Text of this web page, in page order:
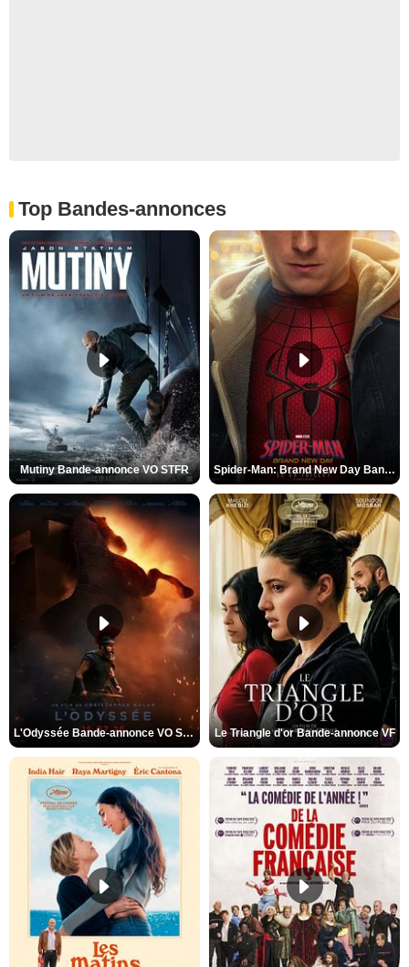
Top Bandes-annonces
Mutiny Bande-annonce VO STFR Spider-Man: Brand New Day Bande-annonce VO STFR
L'Odyssée Bande-annonce VO STFR Le Triangle d'or Bande-annonce VF